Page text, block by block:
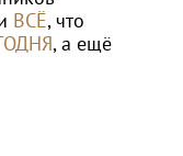
ВСЁ, что
, а ещё